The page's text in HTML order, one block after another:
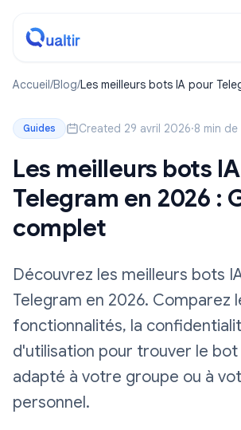
Accueil/Blog/Les meilleurs bots IA pour
Guides Created 29 avril 2026·8 min
Les meilleurs bots
Telegram en 2026 :
complet
Découvrez les meilleurs bots
Telegram en 2026. Comparez
fonctionnalités, la
d'utilisation pour trouver le bot
adapté à votre groupe ou à
personnel.